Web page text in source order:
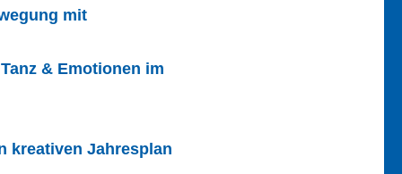
mit
& Emotionen im
kreativen Jahresplan